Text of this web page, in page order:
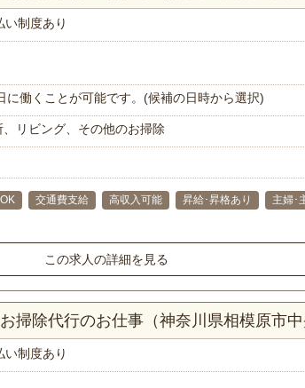
い制度あり
働くことが可能です。(候補の日時から選択)
リビング、その他のお掃除
交通費支給 高収入可能 昇給･昇格あり
主婦･
この求人の詳細を見る
掃除代行のお仕事（神奈川県相模原市
い制度あり